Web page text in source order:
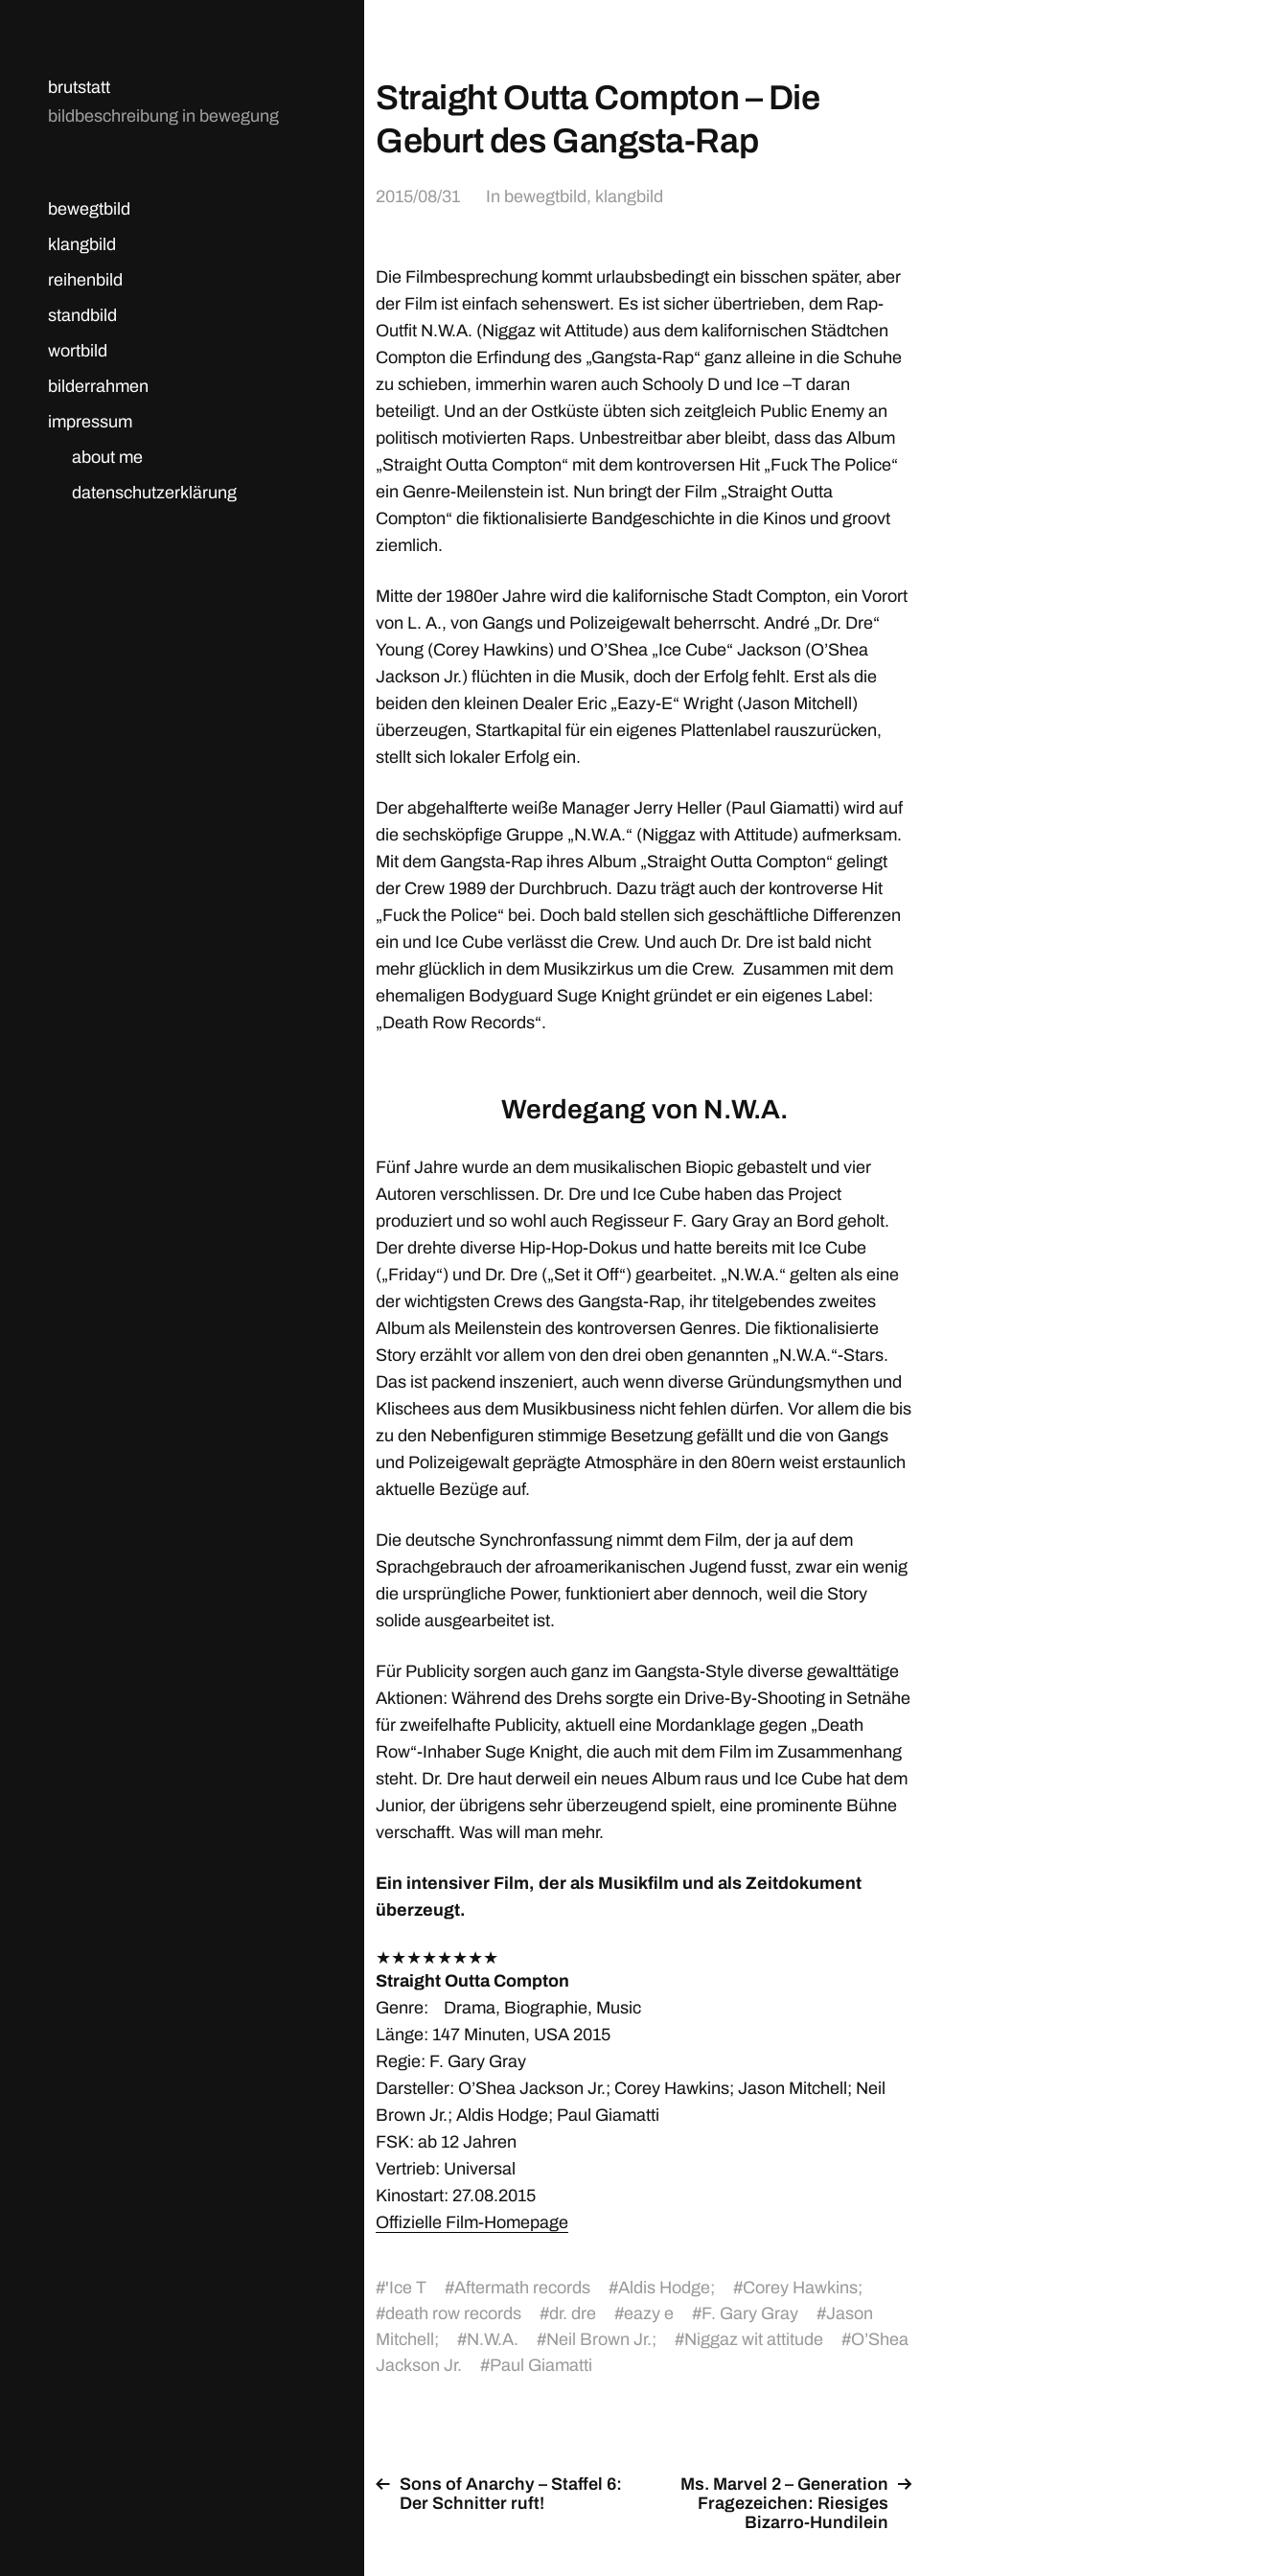
brutstatt
bildbeschreibung in bewegung
bewegtbild
klangbild
reihenbild
standbild
wortbild
bilderrahmen
impressum
about me
datenschutzerklärung
Straight Outta Compton – Die
Geburt des Gangsta-Rap
2015/08/31 In bewegtbild, klangbild
Die Filmbesprechung kommt urlaubsbedingt ein bisschen später, aber
der Film ist einfach sehenswert. Es ist sicher übertrieben, dem Rap-
Outfit N.W.A. (Niggaz wit Attitude) aus dem kalifornischen Städtchen
Compton die Erfindung des „Gangsta-Rap“ ganz alleine in die Schuhe
zu schieben, immerhin waren auch Schooly D und Ice –T daran
beteiligt. Und an der Ostküste übten sich zeitgleich Public Enemy an
politisch motivierten Raps. Unbestreitbar aber bleibt, dass das Album
„Straight Outta Compton“ mit dem kontroversen Hit „Fuck The Police“
ein Genre-Meilenstein ist. Nun bringt der Film „Straight Outta
Compton“ die fiktionalisierte Bandgeschichte in die Kinos und groovt
ziemlich.
Mitte der 1980er Jahre wird die kalifornische Stadt Compton, ein Vorort
von L. A., von Gangs und Polizeigewalt beherrscht. André „Dr. Dre“
Young (Corey Hawkins) und O’Shea „Ice Cube“ Jackson (O’Shea
Jackson Jr.) flüchten in die Musik, doch der Erfolg fehlt. Erst als die
beiden den kleinen Dealer Eric „Eazy-E“ Wright (Jason Mitchell)
überzeugen, Startkapital für ein eigenes Plattenlabel rauszurücken,
stellt sich lokaler Erfolg ein.
Der abgehalfterte weiße Manager Jerry Heller (Paul Giamatti) wird auf
die sechsköpfige Gruppe „N.W.A.“ (Niggaz with Attitude) aufmerksam.
Mit dem Gangsta-Rap ihres Album „Straight Outta Compton“ gelingt
der Crew 1989 der Durchbruch. Dazu trägt auch der kontroverse Hit
„Fuck the Police“ bei. Doch bald stellen sich geschäftliche Differenzen
ein und Ice Cube verlässt die Crew. Und auch Dr. Dre ist bald nicht
mehr glücklich in dem Musikzirkus um die Crew. Zusammen mit dem
ehemaligen Bodyguard Suge Knight gründet er ein eigenes Label:
„Death Row Records“.
Werdegang von N.W.A.
Fünf Jahre wurde an dem musikalischen Biopic gebastelt und vier
Autoren verschlissen. Dr. Dre und Ice Cube haben das Project
produziert und so wohl auch Regisseur F. Gary Gray an Bord geholt.
Der drehte diverse Hip-Hop-Dokus und hatte bereits mit Ice Cube
(„Friday“) und Dr. Dre („Set it Off“) gearbeitet. „N.W.A.“ gelten als eine
der wichtigsten Crews des Gangsta-Rap, ihr titelgebendes zweites
Album als Meilenstein des kontroversen Genres. Die fiktionalisierte
Story erzählt vor allem von den drei oben genannten „N.W.A.“-Stars.
Das ist packend inszeniert, auch wenn diverse Gründungsmythen und
Klischees aus dem Musikbusiness nicht fehlen dürfen. Vor allem die bis
zu den Nebenfiguren stimmige Besetzung gefällt und die von Gangs
und Polizeigewalt geprägte Atmosphäre in den 80ern weist erstaunlich
aktuelle Bezüge auf.
Die deutsche Synchronfassung nimmt dem Film, der ja auf dem
Sprachgebrauch der afroamerikanischen Jugend fusst, zwar ein wenig
die ursprüngliche Power, funktioniert aber dennoch, weil die Story
solide ausgearbeitet ist.
Für Publicity sorgen auch ganz im Gangsta-Style diverse gewalttätige
Aktionen: Während des Drehs sorgte ein Drive-By-Shooting in Setnähe
für zweifelhafte Publicity, aktuell eine Mordanklage gegen „Death
Row“-Inhaber Suge Knight, die auch mit dem Film im Zusammenhang
steht. Dr. Dre haut derweil ein neues Album raus und Ice Cube hat dem
Junior, der übrigens sehr überzeugend spielt, eine prominente Bühne
verschafft. Was will man mehr.
Ein intensiver Film, der als Musikfilm und als Zeitdokument
überzeugt.
★★★★★★★★
Straight Outta Compton
Genre: Drama, Biographie, Music
Länge: 147 Minuten, USA 2015
Regie: F. Gary Gray
Darsteller: O’Shea Jackson Jr.; Corey Hawkins; Jason Mitchell; Neil
Brown Jr.; Aldis Hodge; Paul Giamatti
FSK: ab 12 Jahren
Vertrieb: Universal
Kinostart: 27.08.2015
Offizielle Film-Homepage
#'Ice T #Aftermath records #Aldis Hodge; #Corey Hawkins;
#death row records #dr. dre #eazy e #F. Gary Gray #Jason
Mitchell;
#N.W.A. #Neil Brown Jr.; #Niggaz wit attitude #O’Shea
Jackson Jr.
#Paul Giamatti
Sons of Anarchy – Staffel 6:
Der Schnitter ruft!
Ms. Marvel 2 – Generation
Fragezeichen: Riesiges
Bizarro-Hundilein